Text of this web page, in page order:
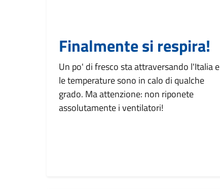
Finalmente si respira!
Un po' di fresco sta attraversando l'Italia e
le temperature sono in calo di qualche
grado. Ma attenzione: non riponete
assolutamente i ventilatori!